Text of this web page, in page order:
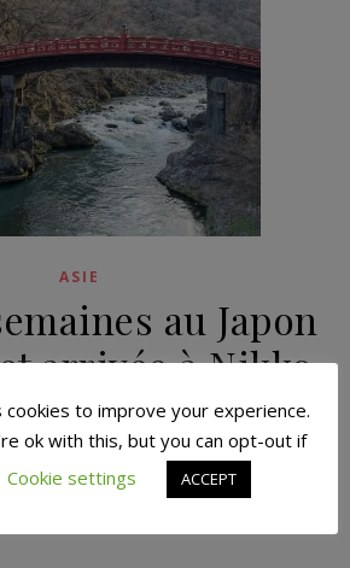
ASIE
au Japon
arrivée à Nikko
October 25, 2019
entre les jardins de Tokyo et les
to improve your experience.
ok with this, but you can opt-out if
Cookie settings ACCEPT